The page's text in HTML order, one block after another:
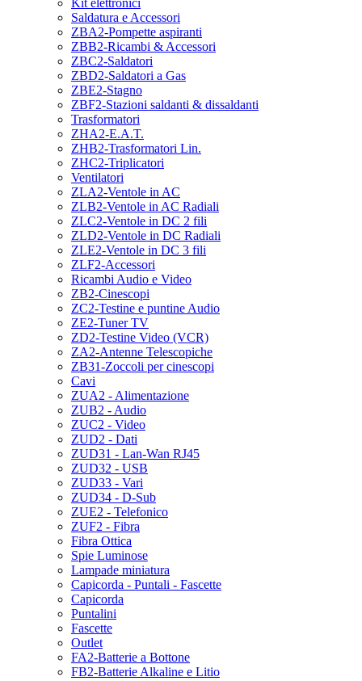
Kit elettronici
Saldatura e Accessori
ZBA2-Pompette aspiranti
ZBB2-Ricambi & Accessori
ZBC2-Saldatori
ZBD2-Saldatori a Gas
ZBE2-Stagno
ZBF2-Stazioni saldanti & dissaldanti
Trasformatori
ZHA2-E.A.T.
ZHB2-Trasformatori Lin.
ZHC2-Triplicatori
Ventilatori
ZLA2-Ventole in AC
ZLB2-Ventole in AC Radiali
ZLC2-Ventole in DC 2 fili
ZLD2-Ventole in DC Radiali
ZLE2-Ventole in DC 3 fili
ZLF2-Accessori
Ricambi Audio e Video
ZB2-Cinescopi
ZC2-Testine e puntine Audio
ZE2-Tuner TV
ZD2-Testine Video (VCR)
ZA2-Antenne Telescopiche
ZB31-Zoccoli per cinescopi
Cavi
ZUA2 - Alimentazione
ZUB2 - Audio
ZUC2 - Video
ZUD2 - Dati
ZUD31 - Lan-Wan RJ45
ZUD32 - USB
ZUD33 - Vari
ZUD34 - D-Sub
ZUE2 - Telefonico
ZUF2 - Fibra
Fibra Ottica
Spie Luminose
Lampade miniatura
Capicorda - Puntali - Fascette
Capicorda
Puntalini
Fascette
Outlet
FA2-Batterie a Bottone
FB2-Batterie Alkaline e Litio